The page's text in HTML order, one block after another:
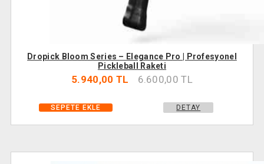
Dropick Bloom Series – Elegance Pro | Profesyonel
Pickleball Raketi
5.940,00 TL 6.600,00 TL
SEPETE EKLE DETAY